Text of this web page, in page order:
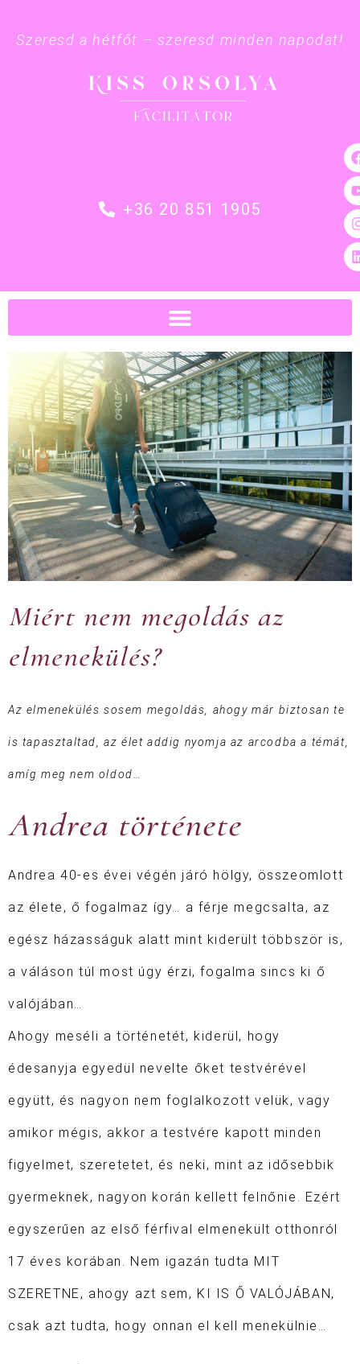
Szeresd a hétfőt – szeresd minden napodat!
+36 20 851 1905
Miért nem megoldás az
elmenekülés?
Az elmenekülés sosem megoldás, ahogy már biztosan te
is tapasztaltad, az élet addig nyomja az arcodba a témát,
amíg meg nem oldod…
Andrea története
Andrea 40-es évei végén járó hölgy, összeomlott
az élete, ő fogalmaz így… a férje megcsalta, az
egész házasságuk alatt mint kiderült többször is,
a váláson túl most úgy érzi, fogalma sincs ki ő
valójában…
Ahogy meséli a történetét, kiderül, hogy
édesanyja egyedül nevelte őket testvérével
együtt, és nagyon nem foglalkozott velük, vagy
amikor mégis, akkor a testvére kapott minden
figyelmet, szeretetet, és neki, mint az idősebbik
gyermeknek, nagyon korán kellett felnőnie. Ezért
egyszerűen az első férfival elmenekült otthonról
17 éves korában. Nem igazán tudta MIT
SZERETNE, ahogy azt sem, KI IS Ő VALÓJÁBAN,
csak azt tudta, hogy onnan el kell menekülnie…